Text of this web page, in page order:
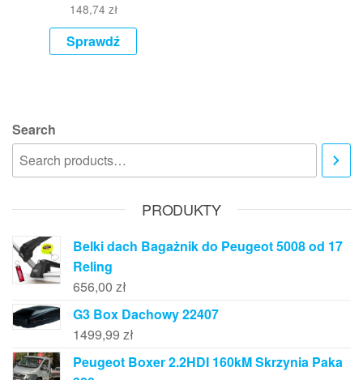
148,74 zł
Sprawdź
Search
PRODUKTY
Belki dach Bagażnik do Peugeot 5008 od 17
Reling
656,00 zł
G3 Box Dachowy 22407
1499,99 zł
Peugeot Boxer 2.2HDI 160kM Skrzynia Paka